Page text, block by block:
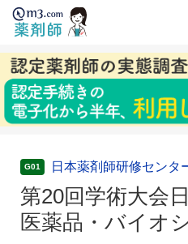
G01 日本薬剤師研修センタ
第20回学術大会
医薬品・バイオ